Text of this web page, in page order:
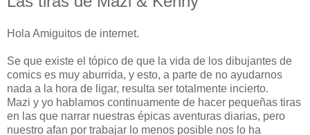
Hola Amiguitos de internet.
Se que existe el tópico de que la vida de los dibujantes de
comics es muy aburrida, y esto, a parte de no ayudarnos
nada a la hora de ligar, resulta ser totalmente incierto.
Mazi y yo hablamos continuamente de hacer pequeñas tiras
en las que narrar nuestras épicas aventuras diarias, pero
nuestro afan por trabajar lo menos posible nos lo ha